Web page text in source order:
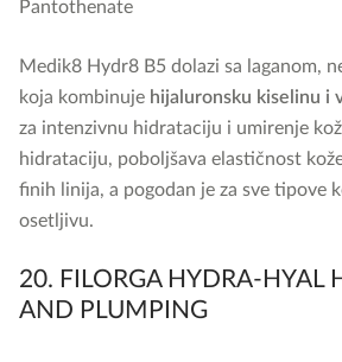
Pantothenate
Medik8 Hydr8 B5 dolazi sa laganom,
koja kombinuje hijaluronsku kiselinu i
za intenzivnu hidrataciju i umirenje
hidrataciju, poboljšava elastičnost
finih linija, a pogodan je za sve tipove
osetljivu.
20. FILORGA HYDRA-HYAL
AND PLUMPING